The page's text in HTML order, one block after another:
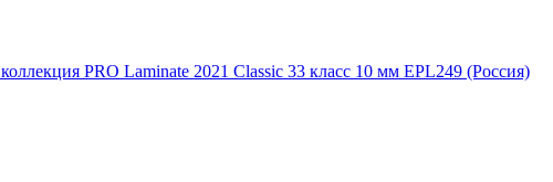
коллекция PRO Laminate 2021 Classic 33 класс 10 мм EPL249 (Россия)